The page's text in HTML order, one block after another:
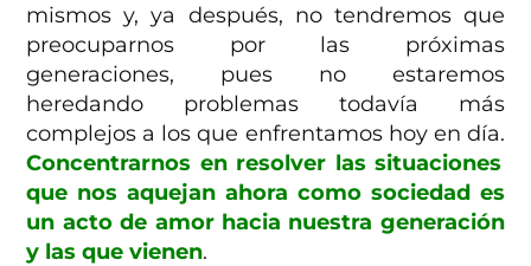
mismos y, ya después, no tendremos que
preocuparnos por las próximas
generaciones, pues no estaremos
heredando problemas todavía más
complejos a los que enfrentamos hoy en día.
Concentrarnos en resolver las situaciones
que nos aquejan ahora como sociedad es
un acto de amor hacia nuestra generación
y las que vienen.